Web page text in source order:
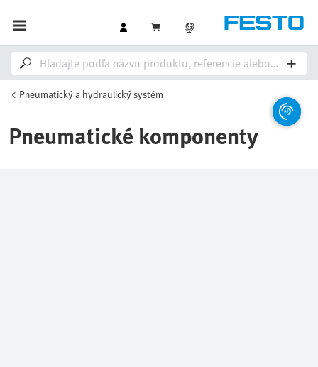
Pneumatický a hydraulický systém
Pneumatické komponenty